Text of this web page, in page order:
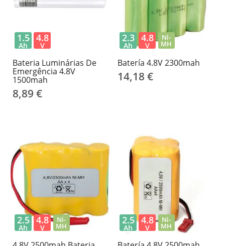
Bateria Luminárias De
Emergência 4.8V
1500mah
8,89 €
1.5
Ah
4.8
V
Batería 4.8V 2300mah
14,18 €
2.3
Ah
4.8
V
Ni-
MH
2.5
Ah
4.8
V
Ni-
MH 2.5
Ah
4.8
V
Ni-
MH